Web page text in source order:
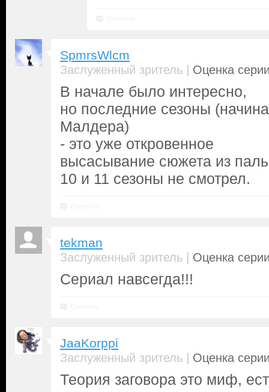
SpmrsWlcm
Заслуженный зритель | Оценка
В начале было интересно,
но последние сезоны
Малдера)
- это уже откровенное
высасывание сюжета из
10 и 11 сезоны не смотрел.
tekman
Заслуженный зритель | Оценка
Сериал навсегда!!!
JaaKorppi
Заслуженный зритель | Оценка
Теория заговора это миф,